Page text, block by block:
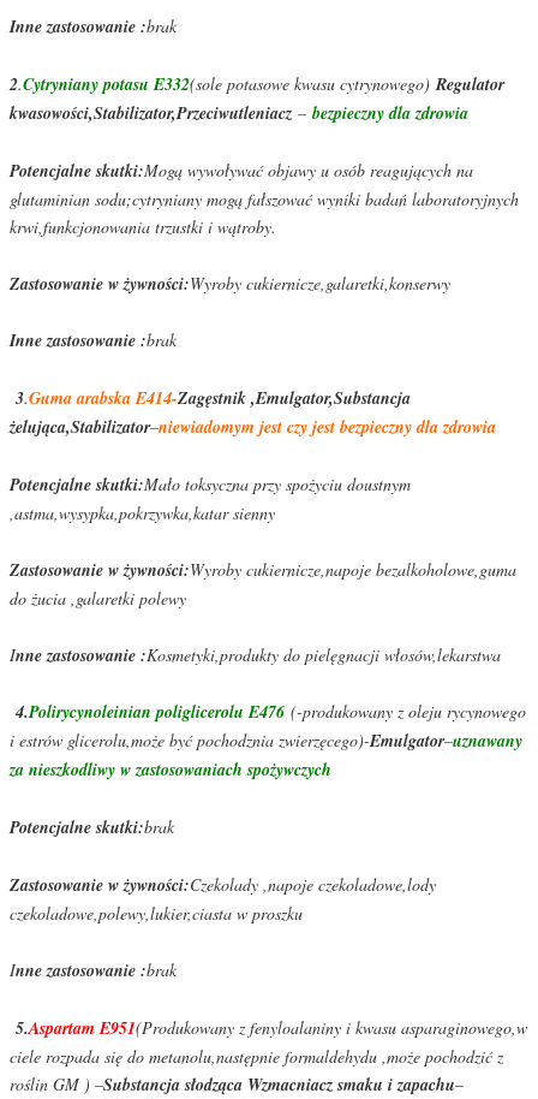
Inne zastosowanie :brak
2.Cytryniany potasu E332(sole potasowe kwasu cytrynowego)Regulator
kwasowości,Stabilizator,Przeciwutleniacz – bezpieczny dla zdrowia
Potencjalne skutki:Mogą wywoływać objawy u osób reagujących na
glutaminian sodu;cytryniany mogą fałszować wyniki badań laboratoryjnych
krwi,funkcjonowania trzustki i wątroby.
Zastosowanie w żywności:Wyroby cukiernicze,galaretki,konserwy
Inne zastosowanie :brak
3.Guma arabska E414-Zagęstnik ,Emulgator,Substancja
żelująca,Stabilizator–niewiadomym jest czy jest bezpieczny dla zdrowia
Potencjalne skutki:Mało toksyczna przy spożyciu doustnym
,astma,wysypka,pokrzywka,katar sienny
Zastosowanie w żywności:Wyroby cukiernicze,napoje bezalkoholowe,guma
do żucia ,galaretki polewy
Inne zastosowanie :Kosmetyki,produkty do pielęgnacji włosów,lekarstwa
4.Polirycynoleinian poliglicerolu E476 (-produkowany z oleju rycynowego
i estrów glicerolu,może być pochodznia zwierzęcego)-Emulgator–uznawany
za nieszkodliwy w zastosowaniach spożywczych
Potencjalne skutki:brak
Zastosowanie w żywności:Czekolady ,napoje czekoladowe,lody
czekoladowe,polewy,lukier,ciasta w proszku
Inne zastosowanie :brak
5.Aspartam E951(Produkowany z fenyloalaniny i kwasu asparaginowego,w
ciele rozpada się do metanolu,następnie formaldehydu ,może pochodzić z
roślin GM ) –Substancja słodząca Wzmacniacz smaku i zapachu–